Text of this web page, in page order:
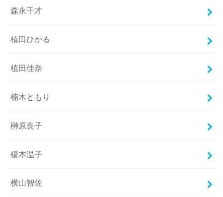
森永千才
植田ひかる
植田佳奈
楠木ともり
榊原良子
榎本温子
横山智佐